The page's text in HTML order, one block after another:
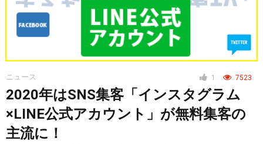
ヘルス・健康
スタイル
1 7523
ニュース
2020年はSNS集客「インスタグラム
×LINE公式アカウント」が無料集客の
主流に！